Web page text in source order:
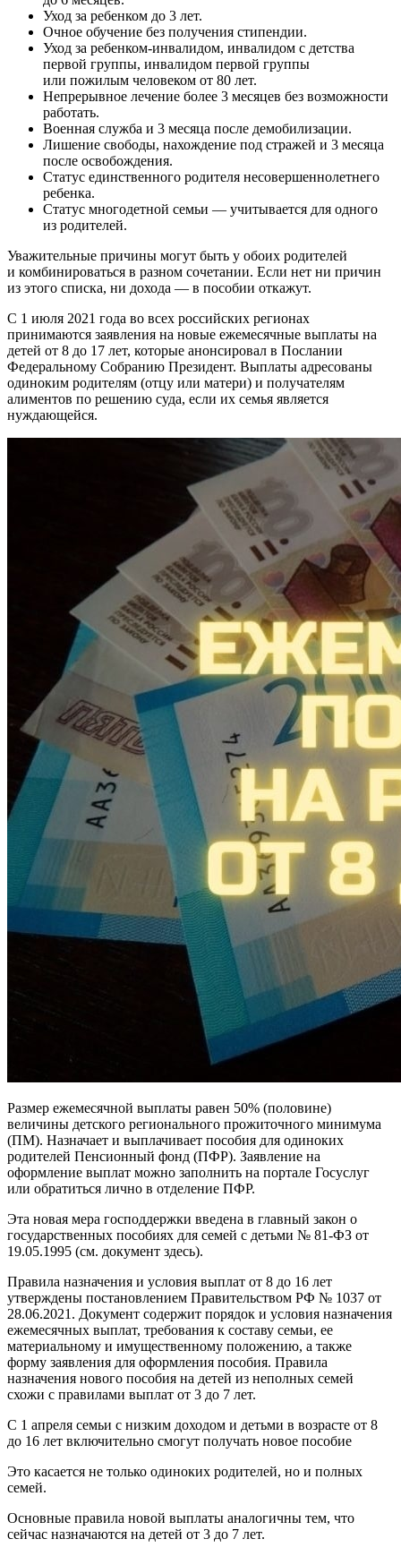
Уход за ребенком до 3 лет.
Очное обучение без получения стипендии.
Уход за ребенком-инвалидом, инвалидом с детства
первой группы, инвалидом первой группы
или пожилым человеком от 80 лет.
Непрерывное лечение более 3 месяцев без возможности
работать.
Военная служба и 3 месяца после демобилизации.
Лишение свободы, нахождение под стражей и 3 месяца
после освобождения.
Статус единственного родителя несовершеннолетнего
ребенка.
Статус многодетной семьи — учитывается для одного
из родителей.
Уважительные причины могут быть у обоих родителей
и комбинироваться в разном сочетании. Если нет ни причин
из этого списка, ни дохода — в пособии откажут.
С 1 июля 2021 года во всех российских регионах
принимаются заявления на новые ежемесячные выплаты на
детей от 8 до 17 лет, которые анонсировал в Послании
Федеральному Собранию Президент. Выплаты адресованы
одиноким родителям (отцу или матери) и получателям
алиментов по решению суда, если их семья является
нуждающейся.
Размер ежемесячной выплаты равен 50% (половине)
величины детского регионального прожиточного минимума
(ПМ). Назначает и выплачивает пособия для одиноких
родителей Пенсионный фонд (ПФР). Заявление на
оформление выплат можно заполнить на портале Госуслуг
или обратиться лично в отделение ПФР.
Эта новая мера господдержки введена в главный закон о
государственных пособиях для семей с детьми № 81-ФЗ от
19.05.1995 (см. документ здесь).
Правила назначения и условия выплат от 8 до 16 лет
утверждены постановлением Правительством РФ № 1037 от
28.06.2021. Документ содержит порядок и условия назначения
ежемесячных выплат, требования к составу семьи, ее
материальному и имущественному положению, а также
форму заявления для оформления пособия. Правила
назначения нового пособия на детей из неполных семей
схожи с правилами выплат от 3 до 7 лет.
С 1 апреля семьи с низким доходом и детьми в возрасте от 8
до 16 лет включительно смогут получать новое пособие
Это касается не только одиноких родителей, но и полных
семей.
Основные правила новой выплаты аналогичны тем, что
сейчас назначаются на детей от 3 до 7 лет.